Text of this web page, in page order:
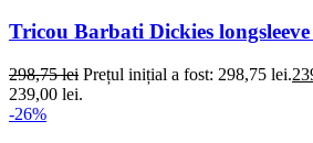
Tricou Barbati Dickies
298,75lei Prețul inițial a fost: 298,75 lei.
239,00 lei.
-26%